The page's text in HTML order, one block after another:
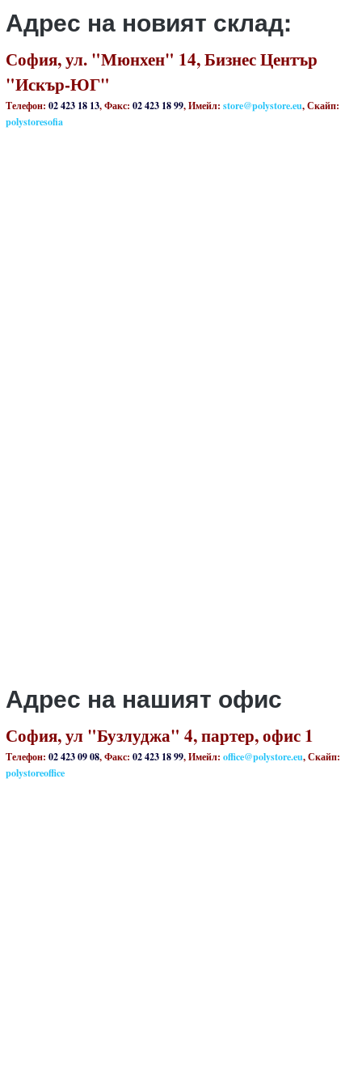
Адрес на новият склад:
София, ул. "Мюнхен" 14, Бизнес Център
"Искър-ЮГ"
Телефон: 02 423 18 13, Факс: 02 423 18 99, Имейл: store@polystore.eu, Скайп:
polystoresofia
Адрес на нашият офис
София, ул "Бузлуджа" 4, партер, офис 1
Телефон: 02 423 09 08, Факс: 02 423 18 99, Имейл: office@polystore.eu, Скайп:
polystoreoffice